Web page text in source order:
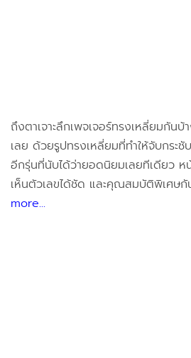
ถึงตาเจาะลึกเพจเจอร์ทรงเหลี่ยมกัน
เลย ด้วยรูปทรงเหลี่ยมที่ทำให้จับกระชั
อีกรุ่นที่นับได้ว่ายอดนิยมเลยทีเดียว
เห็นตัวเลขได้ชัด และคุณสมบัติพิเศษกั
more...